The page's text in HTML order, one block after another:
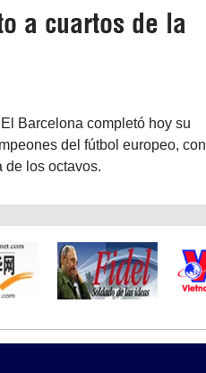
a cuartos de la
Barcelona completó hoy su
del fútbol europeo, con
de los octavos.